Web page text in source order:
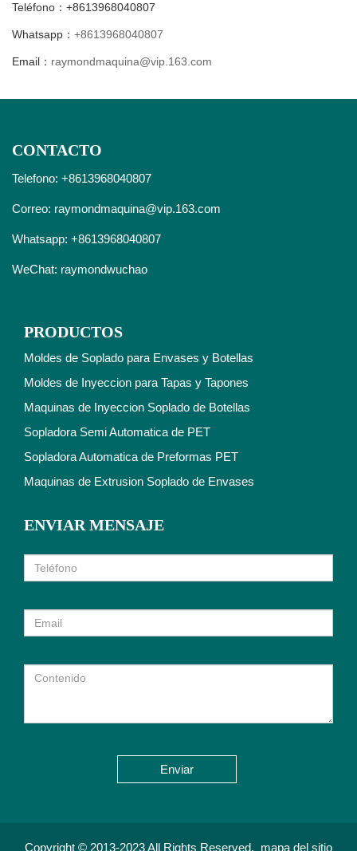
Teléfono：+8613968040807
Whatsapp： +8613968040807
Email： raymondmaquina@vip.163.com
CONTACTO
Telefono: +8613968040807
Correo: raymondmaquina@vip.163.com
Whatsapp: +8613968040807
WeChat: raymondwuchao
PRODUCTOS
Moldes de Soplado para Envases y Botellas
Moldes de Inyeccion para Tapas y Tapones
Maquinas de Inyeccion Soplado de Botellas
Sopladora Semi Automatica de PET
Sopladora Automatica de Preformas PET
Maquinas de Extrusion Soplado de Envases
ENVIAR MENSAJE
Enviar
Copyright © 2013-2023 All Rights Reserved. mapa del sitio